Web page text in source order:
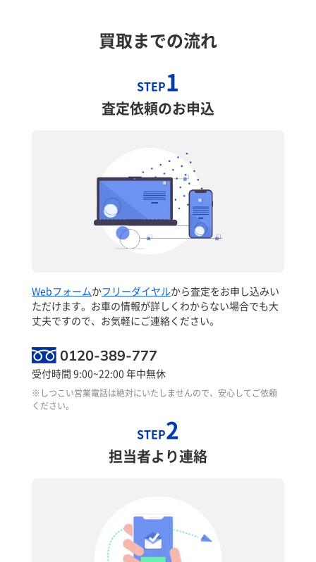
買取までの流れ
STEP1
査定依頼のお申込
Webフォームかフリーダイヤルから査定をお申し込みい
ただけます。お車の情報が詳しくわからない場合でも大
丈夫ですので、お気軽にご連絡ください。
0120-389-777
受付時間 9:00~22:00 年中無休
※しつこい営業電話は絶対にいたしませんので、安心してご依頼
ください。
STEP2
担当者より連絡